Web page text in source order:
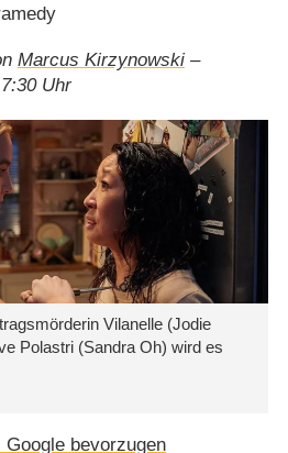
Marcus Kirzynowski–
Uhr
Vilanelle (Jodie
Polastri (Sandra Oh) wird es
bevorzugen